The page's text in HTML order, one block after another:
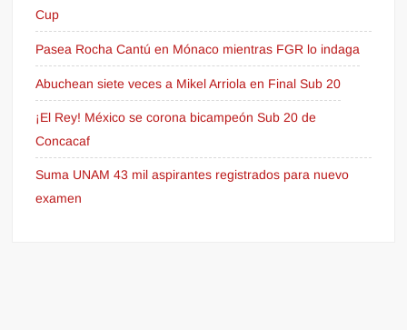
Cup
Pasea Rocha Cantú en Mónaco mientras FGR lo indaga
Abuchean siete veces a Mikel Arriola en Final Sub 20
¡El Rey! México se corona bicampeón Sub 20 de
Concacaf
Suma UNAM 43 mil aspirantes registrados para nuevo
examen